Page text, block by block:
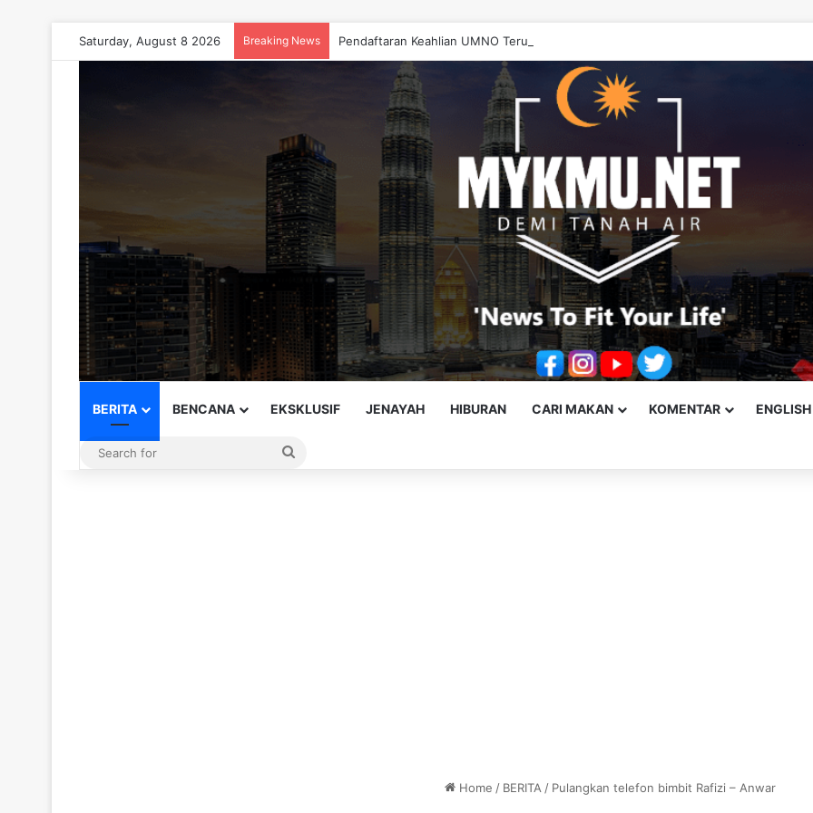
Saturday, August 8 2026 Breaking News Pendaftaran Keahlian UMNO Terus Meningkat, Anak Muda Dominasi Ahli Baharu
BERITA BENCANA EKSKLUSIF JENAYAH HIBURAN CARI MAKAN KOMENTAR
Home / BERITA / Pulangkan telefon bimbit Rafizi – Anwar